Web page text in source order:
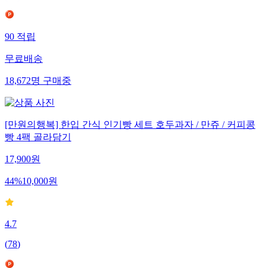
90적립
무료배송
18,672명구매중
[만원의행복] 한입 간식 인기빵 세트 호두과자 / 만쥬 / 커피콩
빵 4팩 골라담기
17,900원
44%10,000원
4.7
(78)